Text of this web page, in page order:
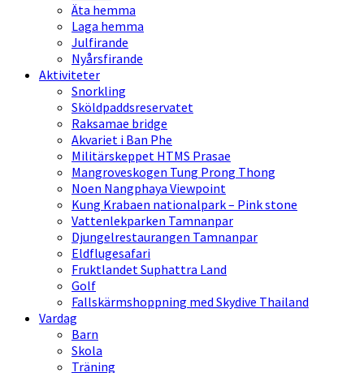
Äta hemma
Laga hemma
Julfirande
Nyårsfirande
Aktiviteter
Snorkling
Sköldpaddsreservatet
Raksamae bridge
Akvariet i Ban Phe
Militärskeppet HTMS Prasae
Mangroveskogen Tung Prong Thong
Noen Nangphaya Viewpoint
Kung Krabaen nationalpark – Pink stone
Vattenlekparken Tamnanpar
Djungelrestaurangen Tamnanpar
Eldflugesafari
Fruktlandet Suphattra Land
Golf
Fallskärmshoppning med Skydive Thailand
Vardag
Barn
Skola
Träning